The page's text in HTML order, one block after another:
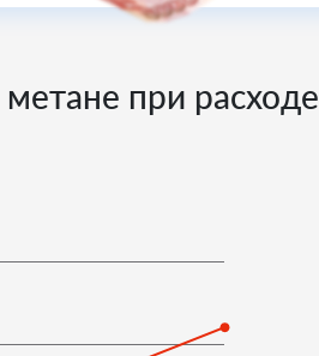
при расходе